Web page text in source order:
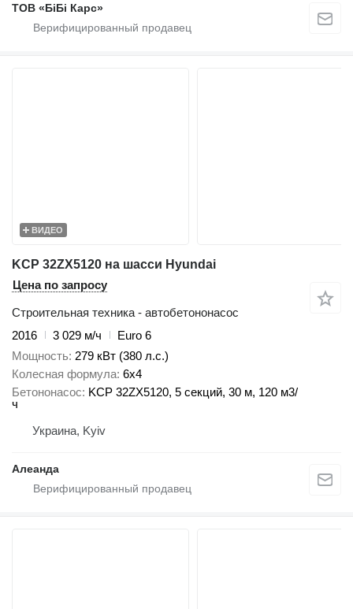
ТОВ «БіБі Карс»
ВИДЕО
KCP 32ZX5120 на шасси Hyundai
Цена по запросу
Строительная техника - автобетононасос
2016
3 029 м/ч
Euro 6
Мощность 279 кВт (380 л.с.)
Колесная формула 6x4
Бетононасос KCP 32ZX5120, 5 секций, 30 м, 120 м3/
ч
Украина, Kyiv
Алеанда